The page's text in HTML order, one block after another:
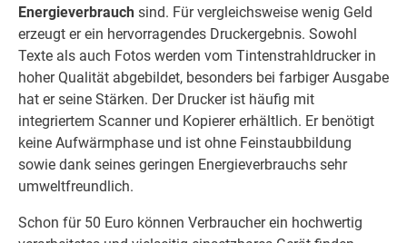
Energieverbrauch sind. Für vergleichsweise wenig Geld
erzeugt er ein hervorragendes Druckergebnis. Sowohl
Texte als auch Fotos werden vom Tintenstrahldrucker in
hoher Qualität abgebildet, besonders bei farbiger Ausgabe
hat er seine Stärken. Der Drucker ist häufig mit
integriertem Scanner und Kopierer erhältlich. Er benötigt
keine Aufwärmphase und ist ohne Feinstaubbildung
sowie dank seines geringen Energieverbrauchs sehr
umweltfreundlich.
Schon für 50 Euro können Verbraucher ein hochwertig